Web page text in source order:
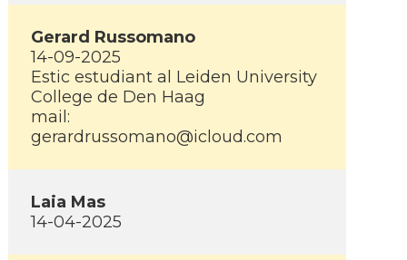
Gerard Russomano
14-09-2025
Estic estudiant al Leiden University
College de Den Haag
mail:
gerardrussomano@icloud.com
Laia Mas
14-04-2025